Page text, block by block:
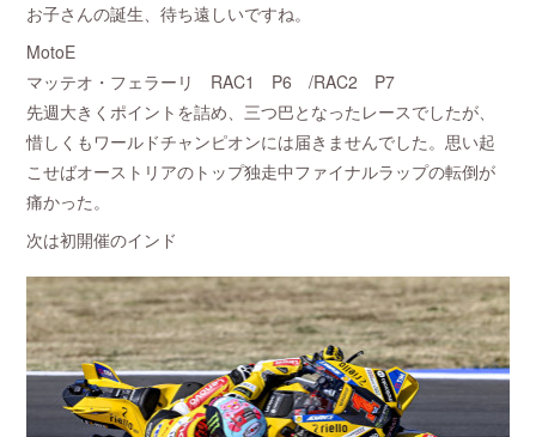
お子さんの誕生、待ち遠しいですね。
MotoE
マッテオ・フェラーリ RAC1 P6 /RAC2 P7
先週大きくポイントを詰め、三つ巴となったレースでしたが、
惜しくもワールドチャンピオンには届きませんでした。思い起
こせばオーストリアのトップ独走中ファイナルラップの転倒が
痛かった。
次は初開催のインド